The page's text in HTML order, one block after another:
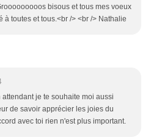
bisous et tous mes voeux
à toutes et tous.<br /> <br /> Nathalie
je te souhaite moi aussi
de savoir apprécier les joies du
avec toi rien n'est plus important.